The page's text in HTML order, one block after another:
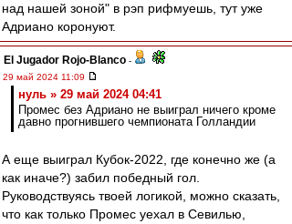
над нашей зоной" в рэп рифмуешь, тут уже
Адриано коронуют.
El Jugador Rojo-Blanco -
29 май 2024 11:09
нуль » 29 май 2024 04:41
Промес без Адриано не выиграл ничего кроме
давно прогнившего чемпионата Голландии
А еще выиграл Кубок-2022, где конечно же (а
как иначе?) забил победный гол.
Руководствуясь твоей логикой, можно сказать,
что как только Промес уехал в Севилью,